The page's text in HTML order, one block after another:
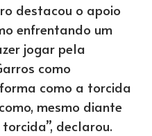
destacou o apoio
enfrentando um
jogar pela
como
como a torcida
mesmo diante
declarou.